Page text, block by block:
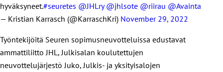
hyväksyneet.#seuretes @JHLry @jhlsote @riirau @Avainta
— Kristian Karrasch (@KarraschKri) November 29, 2022
Työntekijöitä Seuren sopimusneuvotteluissa edustavat
ammattiliitto JHL, Julkisalan koulutettujen
neuvottelujärjestö Juko, Julkis- ja yksityisalojen